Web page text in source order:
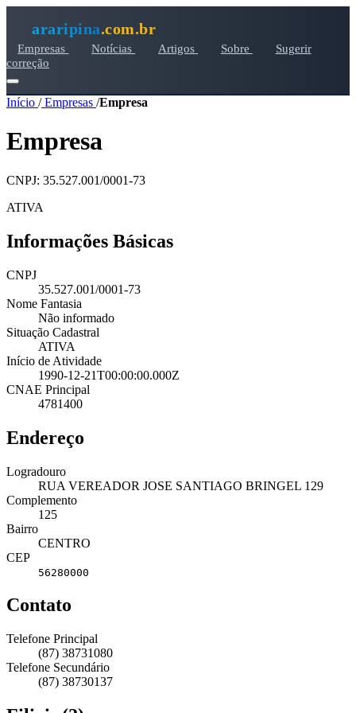
araripina.com.br
Empresas Notícias Artigos Sobre
Sugerir
correção
Início /Empresas /Empresa
Empresa
CNPJ: 35.527.001/0001-73
ATIVA
Informações Básicas
CNPJ
35.527.001/0001-73
Nome Fantasia
Não informado
Situação Cadastral
ATIVA
Início de Atividade
1990-12-21T00:00:00.000Z
CNAE Principal
4781400
Endereço
Logradouro
RUA VEREADOR JOSE SANTIAGO BRINGEL 129
Complemento
125
Bairro
CENTRO
CEP
56280000
Contato
Telefone Principal
(87) 38731080
Telefone Secundário
(87) 38730137